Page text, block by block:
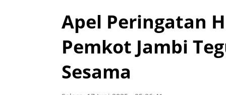
Apel Peringatan
Pemkot Jambi
Sesama